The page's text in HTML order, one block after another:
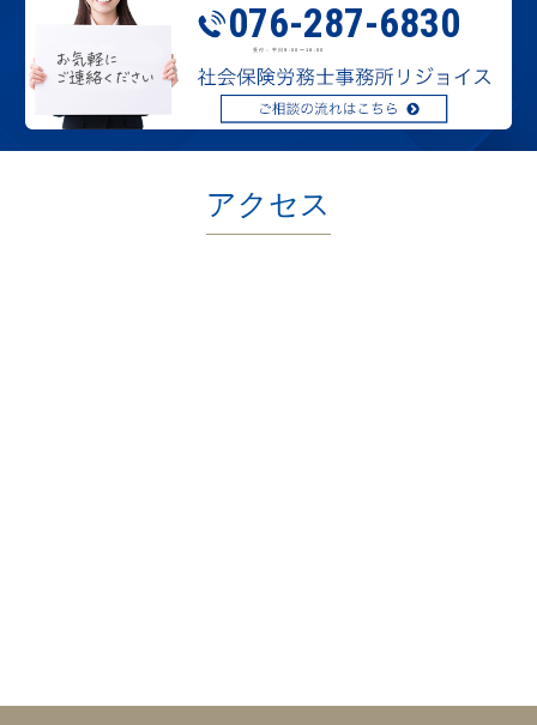
076-287-6830
受付：平日9:00〜18:00
アクセス